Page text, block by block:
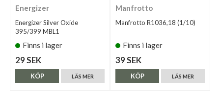
Energizer
Energizer Silver Oxide
395/399 MBL1
Finns i lager
29 SEK
LÄS MER
KÖP
Manfrotto
Manfrotto R1036,18 (1/10)
Finns i lager
39 SEK
LÄS MER
KÖP